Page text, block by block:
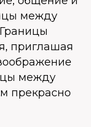
между
приглашая
между
прекрасно